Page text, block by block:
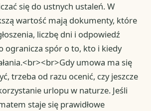
się do ustnych ustaleń. W
wartość mają dokumenty, które
liczbę dni i odpowiedź
ogranicza spór o to, kto i kiedy
umowa ma się
trzeba od razu ocenić, czy jeszcze
urlopu w naturze. Jeśli
staje się prawidłowe